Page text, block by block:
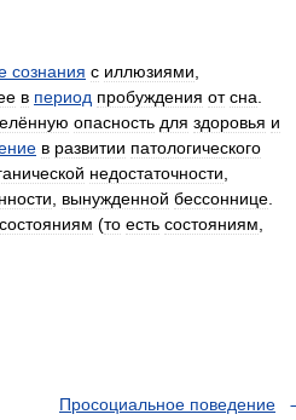
сознания с иллюзиями
в период пробуждения от сна
опасность для здоровья и
в развитии патологического
недостаточности
вынужденной бессоннице
состояниям (то есть состояниям
Просоциальное поведение